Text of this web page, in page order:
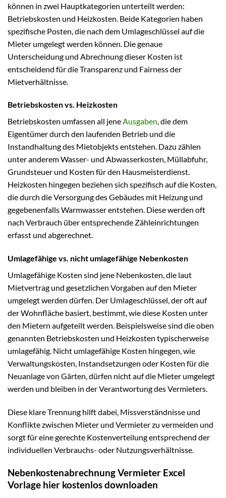
können in zwei Hauptkategorien unterteilt werden:
Betriebskosten und Heizkosten. Beide Kategorien haben
spezifische Posten, die nach dem Umlageschlüssel auf die
Mieter umgelegt werden können. Die genaue
Unterscheidung und Abrechnung dieser Kosten ist
entscheidend für die Transparenz und Fairness der
Mietverhältnisse.
Betriebskosten vs. Heizkosten
Betriebskosten umfassen all jeneAusgaben, die dem
Eigentümer durch den laufenden Betrieb und die
Instandhaltung des Mietobjekts entstehen. Dazu zählen
unter anderem Wasser- und Abwasserkosten, Müllabfuhr,
Grundsteuer und Kosten für den Hausmeisterdienst.
Heizkosten hingegen beziehen sich spezifisch auf die Kosten,
die durch die Versorgung des Gebäudes mit Heizung und
gegebenenfalls Warmwasser entstehen. Diese werden oft
nach Verbrauch über entsprechende Zähleinrichtungen
erfasst und abgerechnet.
Umlagefähige vs. nicht umlagefähige Nebenkosten
Umlagefähige Kosten sind jene Nebenkosten, die laut
Mietvertrag und gesetzlichen Vorgaben auf den Mieter
umgelegt werden dürfen. Der Umlageschlüssel, der oft auf
der Wohnfläche basiert, bestimmt, wie diese Kosten unter
den Mietern aufgeteilt werden. Beispielsweise sind die oben
genannten Betriebskosten und Heizkosten typischerweise
umlagefähig. Nicht umlagefähige Kosten hingegen, wie
Verwaltungskosten, Instandsetzungen oder Kosten für die
Neuanlage von Gärten, dürfen nicht auf die Mieter umgelegt
werden und bleiben in der Verantwortung des Vermieters.
Diese klare Trennung hilft dabei, Missverständnisse und
Konflikte zwischen Mieter und Vermieter zu vermeiden und
sorgt für eine gerechte Kostenverteilung entsprechend der
individuellen Verbrauchs- oder Nutzungsverhältnisse.
Nebenkostenabrechnung Vermieter Excel
Vorlage hier kostenlos downloaden